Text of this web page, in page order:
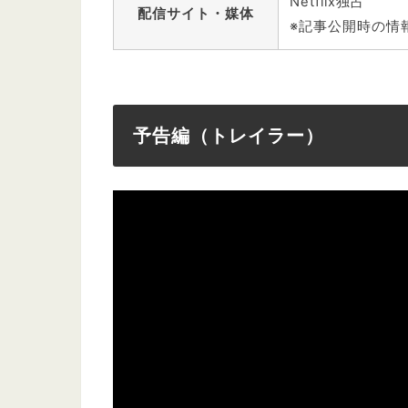
配信サイト・媒体
※記事公開時の情
予告編（トレイラー）